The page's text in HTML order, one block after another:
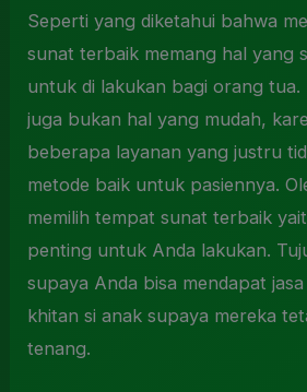
Seperti yang diketahui bahwa
sunat terbaik memang hal yang
untuk di lakukan bagi orang
juga bukan hal yang mudah,
beberapa layanan yang justru
metode baik untuk pasiennya.
memilih tempat sunat terbaik
penting untuk Anda lakukan.
supaya Anda bisa mendapat
khitan si anak supaya mereka
tenang.